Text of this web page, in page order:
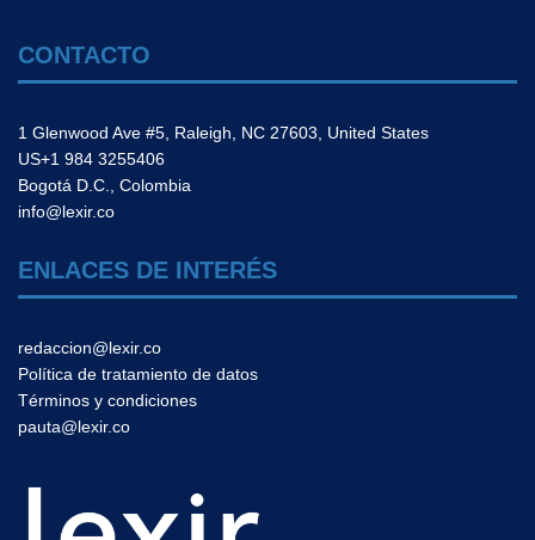
CONTACTO
1 Glenwood Ave #5, Raleigh, NC 27603, United States
US+1 984 3255406
Bogotá D.C., Colombia
info@lexir.co
ENLACES DE INTERÉS
redaccion@lexir.co
Política de tratamiento de datos
Términos y condiciones
pauta@lexir.co